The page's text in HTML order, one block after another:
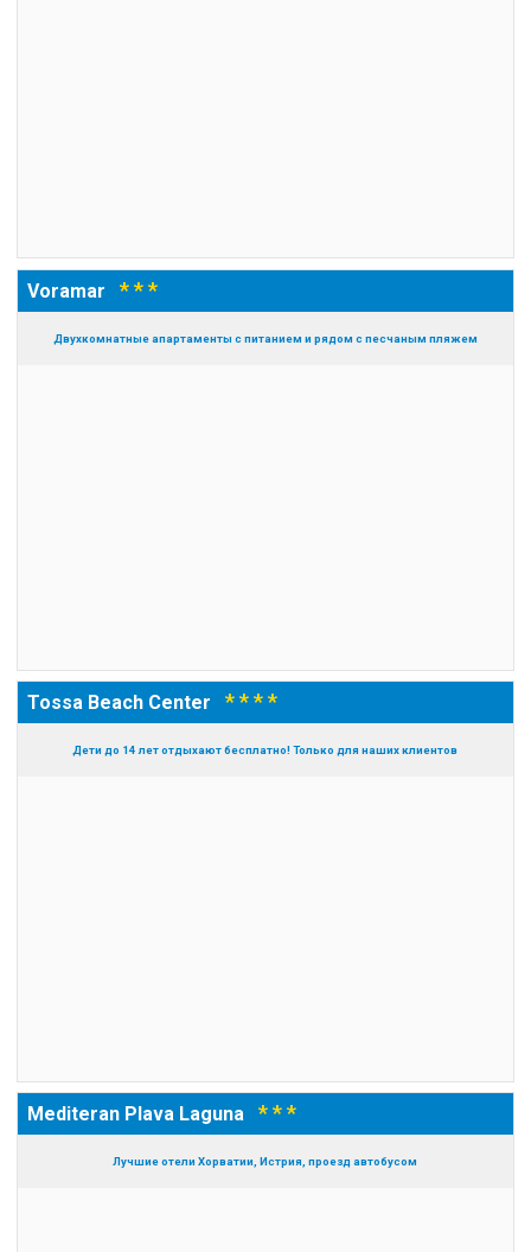
Voramar* * *
Двухкомнатные апартаменты с питанием и рядом с песчаным пляжем
Tossa Beach Center* * * *
Дети до 14 лет отдыхают бесплатно! Только для наших клиентов
Mediteran Plava Laguna* * *
Лучшие отели Хорватии, Истрия, проезд автобусом